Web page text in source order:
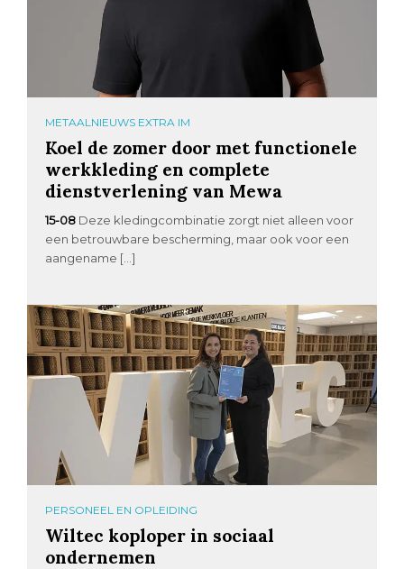
METAALNIEUWS EXTRA IM
Koel de zomer door met functionele
werkkleding en complete
dienstverlening van Mewa
15-08 Deze kledingcombinatie zorgt niet alleen voor
een betrouwbare bescherming, maar ook voor een
aangename […]
PERSONEEL EN OPLEIDING
Wiltec koploper in sociaal
ondernemen